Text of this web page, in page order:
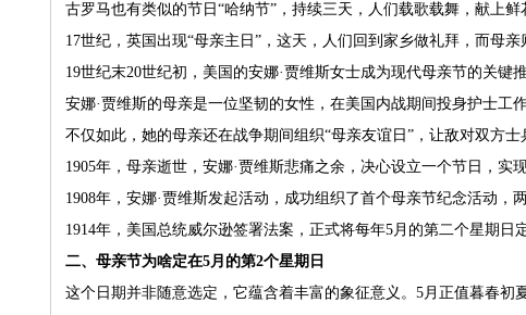
古罗马也有类似的节日“哈纳节”，持续三天，人们载歌载舞，献上
17世纪，英国出现“母亲主日”，这天，人们回到家乡做礼拜，而母
19世纪末20世纪初，美国的安娜·贾维斯女士成为现代母亲节的关键推
安娜·贾维斯的母亲是一位坚韧的女性，在美国内战期间投身护士工
不仅如此，她的母亲还在战争期间组织“母亲友谊日”，让敌对双方
1905年，母亲逝世，安娜·贾维斯悲痛之余，决心设立一个节日，
1908年，安娜·贾维斯发起活动，成功组织了首个母亲节纪念活动，
1914年，美国总统威尔逊签署法案，正式将每年5月的第二个星期日
二、母亲节为啥定在5月的第2个星期日
这个日期并非随意选定，它蕴含着丰富的象征意义。5月正值暮春初